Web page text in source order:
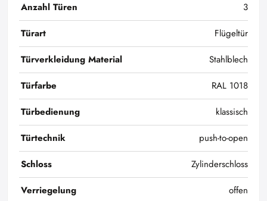
Anzahl Türen
3
Türart
Flügeltür
Türverkleidung Material
Stahlblech
Türfarbe
RAL 1018
Türbedienung
klassisch
Türtechnik
push-to-open
Schloss
Zylinderschloss
Verriegelung
offen